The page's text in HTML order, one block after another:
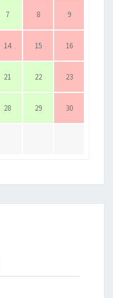
7 8 9
14 15 16
21 22 23
28 29 30